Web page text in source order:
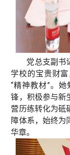
党总支副书
学校的宝贵财
“精神教材”。
锋，积极参与新
营历练转化为砥
障体系，始终为
华章。